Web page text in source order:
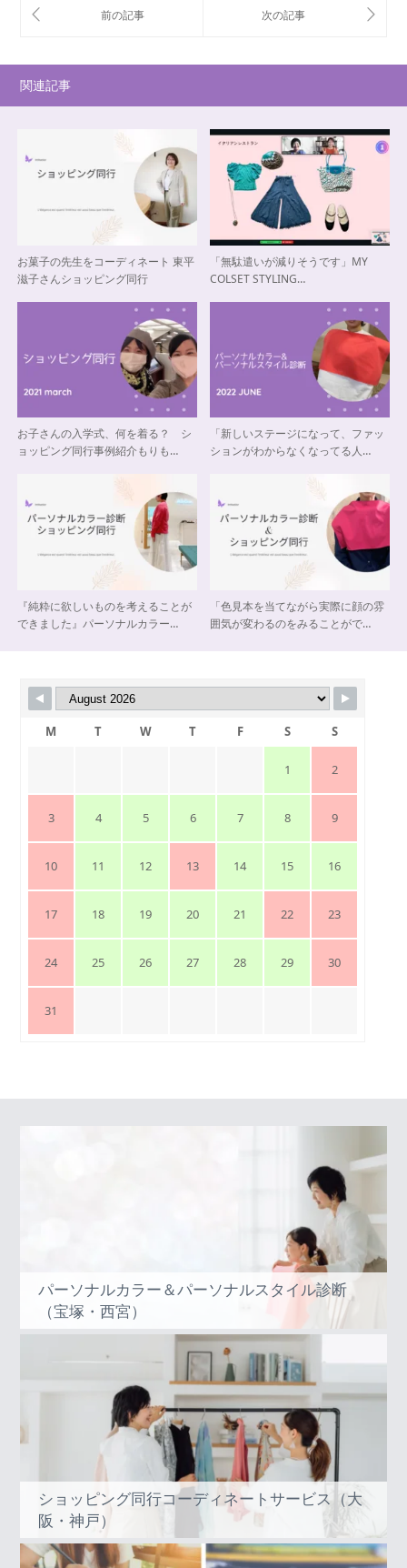
関連記事
お菓子の先生をコーディネート 東平
滋子さんショッピング同行
「無駄遣いが減りそうです」MY
COLSET STYLING…
お子さんの入学式、何を着る？ シ
ョッピング同行事例紹介もりも…
「新しいステージになって、ファッ
ションがわからなくなってる人…
『純粋に欲しいものを考えることが
できました』パーソナルカラー…
「色見本を当てながら実際に顔の雰
囲気が変わるのをみることがで…
M T W T F S S
1 2
3 4 5 6 7 8 9
10 11 12 13 14 15 16
17 18 19 20 21 22 23
24 25 26 27 28 29 30
31
パーソナルカラー＆パーソナルスタイル診断
（宝塚・西宮）
ショッピング同行コーディネートサービス（大
阪・神戸）